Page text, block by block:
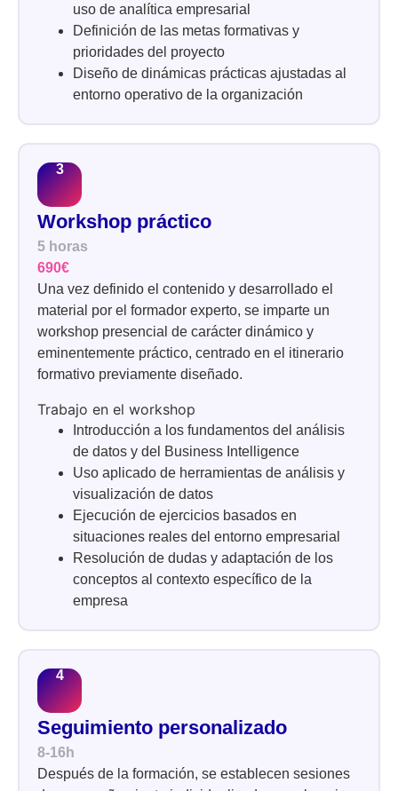
uso de analítica empresarial
Definición de las metas formativas y
prioridades del proyecto
Diseño de dinámicas prácticas ajustadas al
entorno operativo de la organización
Workshop práctico
5 horas
690€
Una vez definido el contenido y desarrollado el
material por el formador experto, se imparte un
workshop presencial de carácter dinámico y
eminentemente práctico, centrado en el itinerario
formativo previamente diseñado.
Trabajo en el workshop
Introducción a los fundamentos del análisis
de datos y del Business Intelligence
Uso aplicado de herramientas de análisis y
visualización de datos
Ejecución de ejercicios basados en
situaciones reales del entorno empresarial
Resolución de dudas y adaptación de los
conceptos al contexto específico de la
empresa
Seguimiento personalizado
8-16h
Después de la formación, se establecen sesiones